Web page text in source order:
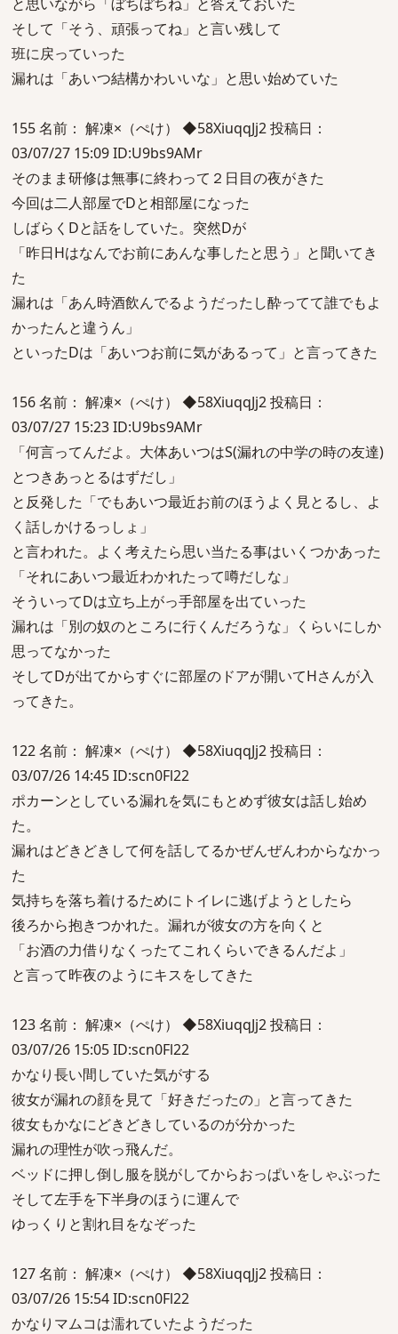
そして「そう、頑張ってね」と言い残して
班に戻っていった
漏れは「あいつ結構かわいいな」と思い始めていた
155 名前： 解凍×（ぺけ） ◆58XiuqqJj2 投稿日：
03/07/27 15:09 ID:U9bs9AMr
そのまま研修は無事に終わって２日目の夜がきた
今回は二人部屋でDと相部屋になった
しばらくDと話をしていた。突然Dが
「昨日Hはなんでお前にあんな事したと思う」と聞いてき
た
漏れは「あん時酒飲んでるようだったし酔ってて誰でもよ
かったんと違うん」
といったDは「あいつお前に気があるって」と言ってきた
156 名前： 解凍×（ぺけ） ◆58XiuqqJj2 投稿日：
03/07/27 15:23 ID:U9bs9AMr
「何言ってんだよ。大体あいつはS(漏れの中学の時の友達)
とつきあっとるはずだし」
と反発した「でもあいつ最近お前のほうよく見とるし、よ
く話しかけるっしょ」
と言われた。よく考えたら思い当たる事はいくつかあった
「それにあいつ最近わかれたって噂だしな」
そういってDは立ち上がっ手部屋を出ていった
漏れは「別の奴のところに行くんだろうな」くらいにしか
思ってなかった
そしてDが出てからすぐに部屋のドアが開いてHさんが入
ってきた。
122 名前： 解凍×（ぺけ） ◆58XiuqqJj2 投稿日：
03/07/26 14:45 ID:scn0Fl22
ポカーンとしている漏れを気にもとめず彼女は話し始め
た。
漏れはどきどきして何を話してるかぜんぜんわからなかっ
た
気持ちを落ち着けるためにトイレに逃げようとしたら
後ろから抱きつかれた。漏れが彼女の方を向くと
「お酒の力借りなくったてこれくらいできるんだよ」
と言って昨夜のようにキスをしてきた
123 名前： 解凍×（ぺけ） ◆58XiuqqJj2 投稿日：
03/07/26 15:05 ID:scn0Fl22
かなり長い間していた気がする
彼女が漏れの顔を見て「好きだったの」と言ってきた
彼女もかなにどきどきしているのが分かった
漏れの理性が吹っ飛んだ。
ベッドに押し倒し服を脱がしてからおっぱいをしゃぶった
そして左手を下半身のほうに運んで
ゆっくりと割れ目をなぞった
127 名前： 解凍×（ぺけ） ◆58XiuqqJj2 投稿日：
03/07/26 15:54 ID:scn0Fl22
かなりマムコは濡れていたようだった